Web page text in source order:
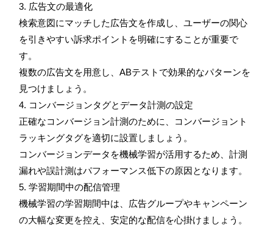
3. 広告文の最適化
検索意図にマッチした広告文を作成し、ユーザーの関心
を引きやすい訴求ポイントを明確にすることが重要で
す。
複数の広告文を用意し、ABテストで効果的なパターンを
見つけましょう。
4. コンバージョンタグとデータ計測の設定
正確なコンバージョン計測のために、コンバージョント
ラッキングタグを適切に設置しましょう。
コンバージョンデータを機械学習が活用するため、計測
漏れや誤計測はパフォーマンス低下の原因となります。
5. 学習期間中の配信管理
機械学習の学習期間中は、広告グループやキャンペーン
の大幅な変更を控え、安定的な配信を心掛けましょう。